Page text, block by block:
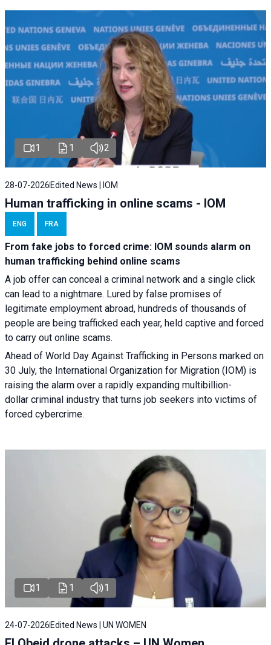
1 1 2
28-07-2026 Edited News | IOM
Human trafficking in online scams - IOM
ENG FRA
From fake jobs to forced crime: IOM sounds alarm on
human trafficking behind online scams
A job offer can conceal a criminal network and a single click
can lead to a nightmare. Lured by false promises of
legitimate employment abroad, hundreds of thousands of
people are being trafficked each year, held captive and forced
to carry out online scams.
Ahead of World Day Against Trafficking in Persons marked on
30 July, the International Organization for Migration (IOM) is
raising the alarm over a rapidly expanding multibillion-
dollar criminal industry that turns job seekers into victims of
forced cybercrime.
1 1 1
24-07-2026Edited News | UN WOMEN